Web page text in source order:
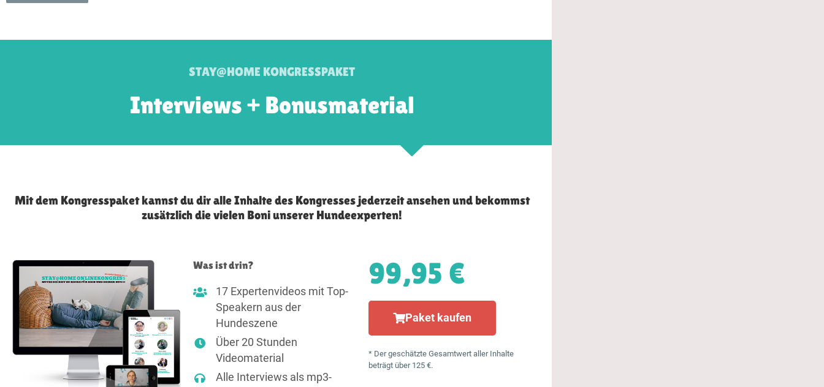
STAY@HOME KONGRESSPAKET
Interviews + Bonusmaterial
Mit dem Kongresspaket kannst du dir alle Inhalte des Kongresses jederzeit ansehen und bekommst
zusätzlich die vielen Boni unserer Hundeexperten!
Was ist drin?
17 Expertenvideos mit Top-
Speakern aus der
Hundeszene
Über 20 Stunden
Videomaterial
Alle Interviews als mp3-
99,95 €
Paket kaufen
* Der geschätzte Gesamtwert aller Inhalte
beträgt über 125 €.